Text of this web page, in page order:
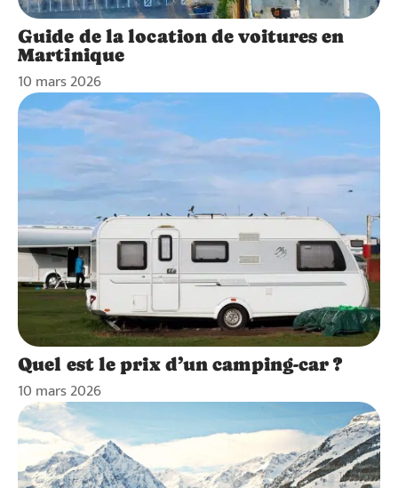
Guide de la location de voitures en
Martinique
10 mars 2026
Quel est le prix d’un camping-car ?
10 mars 2026